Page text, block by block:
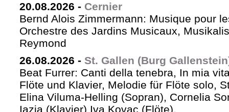
20.08.2026 - Cernier
Bernd Alois Zimmermann: Musique pour
Orchestre des Jardins Musicaux,
Reymond
26.08.2026 - St. Gallen (Burg
Beat Furrer: Canti della tenebra, In mia
Flöte und Klavier, Melodie für Flöte solo,
Elina Viluma-Helling (Sopran), Cornelia
Iazia (Klavier) Iva Kovac (Flöte),